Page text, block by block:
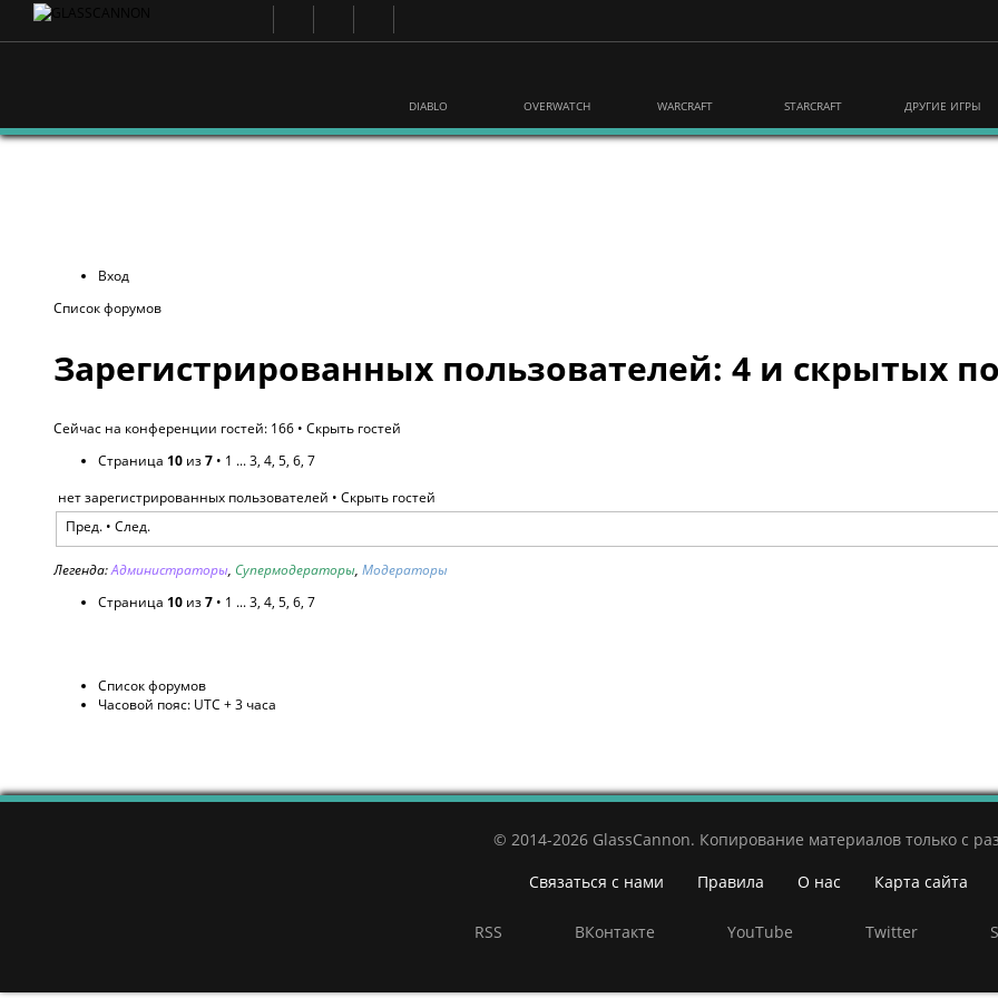
DIABLO OVERWATCH WARCRAFT STARCRAFT ДРУГИЕ ИГРЫ
Вход
Список форумов
Зарегистрированных пользователей: 4 и скрытых
Сейчас на конференции гостей: 166 • Скрыть гостей
Страница 10 из7 • 1 ...3, 4, 5, 6, 7
нет зарегистрированных пользователей • Скрыть гостей
Пред.• След.
Легенда:Администраторы, Супермодераторы, Модераторы
Страница 10 из7 • 1 ...3, 4, 5, 6, 7
Список форумов
Часовой пояс: UTC + 3 часа
© 2014-2026 GlassCannon. Копирование материалов только с
Связаться с нами
Правила О нас Карта сайта
RSS ВКонтакте YouTube Twitter